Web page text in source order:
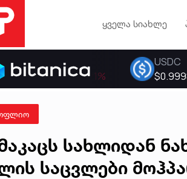
ყველა სიახლე
სახლიდან
საცვლები